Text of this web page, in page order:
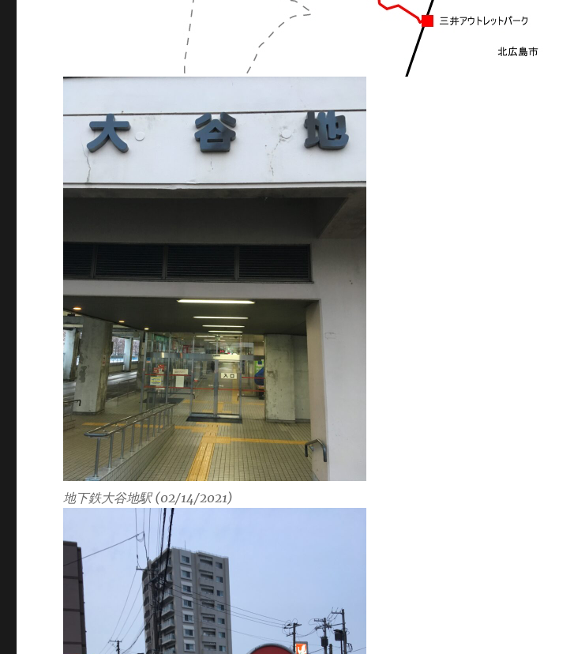
地下鉄大谷地駅 (02/14/2021)